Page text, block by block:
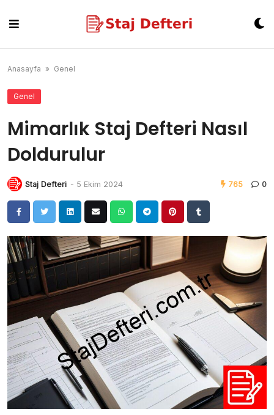
content
Anasayfa » Genel
Genel
Mimarlık Staj Defteri Nasıl
Doldurulur
Staj Defteri - 5 Ekim 2024 765 0